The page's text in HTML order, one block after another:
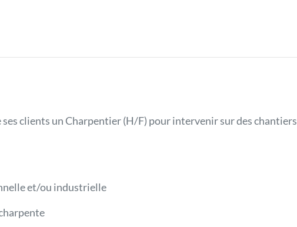
ses clients un Charpentier (H/F) pour intervenir sur des chantiers
et/ou industrielle